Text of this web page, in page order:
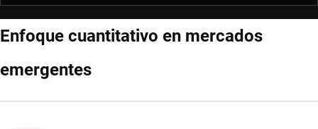
Enfoque cuantitativo en mercados
emergentes